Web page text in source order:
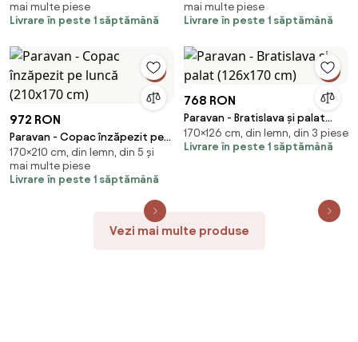
mai multe piese
Livrare în peste 1 săptămână
mai multe piese
Livrare în peste 1 săptămână
972 RON
Paravan - Copac înzăpezit pe
luncă (210x170 cm)
170×210 cm, din lemn, din 5 și
mai multe piese
Livrare în peste 1 săptămână
768 RON
Paravan - Bratislava și palat
(126x170 cm)
170×126 cm, din lemn, din 3 piese
Livrare în peste 1 săptămână
Vezi mai multe produse